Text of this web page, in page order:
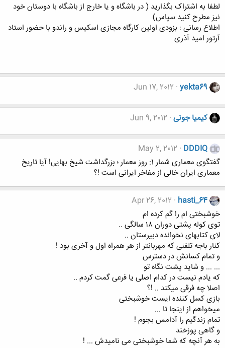
لطفا به اشتراک بگذارید ( در باشگاه و یا خارج از باشگاه با دوستان خود
نیز مطرح کنید سپاس)
اطلاع رسانی : بزودی اولین کارگاه مجازی اسکیس و راندو با حضور استاد
آرتور امید آذری
yekta69
Jun 17, 2012
کیمیا جونی Jun 9, 2012
DDDIQ
May 2, 2012
گفتگوی معماری شمار 1: روز معمار ؛ بزرگداشت شیخ بهایی! آیا تاریخ
معماری ایران خالی از مفاخر ایرانی است !؟
hasti_64
Apr 26, 2012
خوشبختی ام را گم کرده ام
توی کوله پشتی دوران ۱۸ سالگی ..
لای کتابهای نخوانده دبیرستان ..
کنار باجه تلفنی که مهربانتر از هر همراه اول و آخری بود !
و تمام کسانش در دسترس
... ... و شاید پشت نگاه تو
که یادم نیست در کدام اصلی یا فرعی گمت کردم ..
اصلا چه فرقی میکند .. !؟
بازی کسل کننده ایست خوشبختی
میخواهم از اینجا تا ...
تمام زندگیم را آدامس بجوم !
و گاهی پوزخند
به هر آنچه که شما خوشبختی می نامیدش ... !